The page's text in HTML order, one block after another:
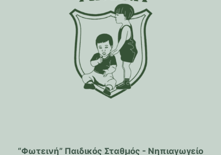
“Φωτεινή” Παιδικός Σταθμός - Νηπιαγωγείο